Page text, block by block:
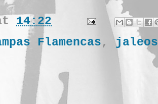
14:22
Flamencas,jaleos